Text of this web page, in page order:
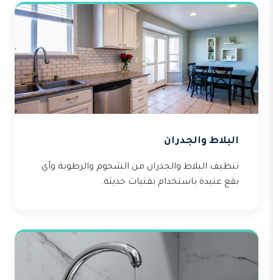
البلاط والجدران
تنظيف البلاط والجدران من الشحوم والرطوبة وأي
بقع عنيدة باستخدام تقنيات حديثة.